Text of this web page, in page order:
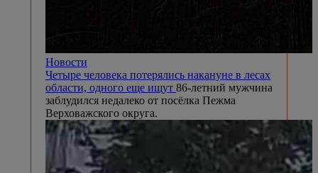
Новости
Четыре человека потерялись накануне в лесах
области, одного еще ищут 86-летний мужчина
заблудился недалеко от посёлка Пежма
Верховажского округа.